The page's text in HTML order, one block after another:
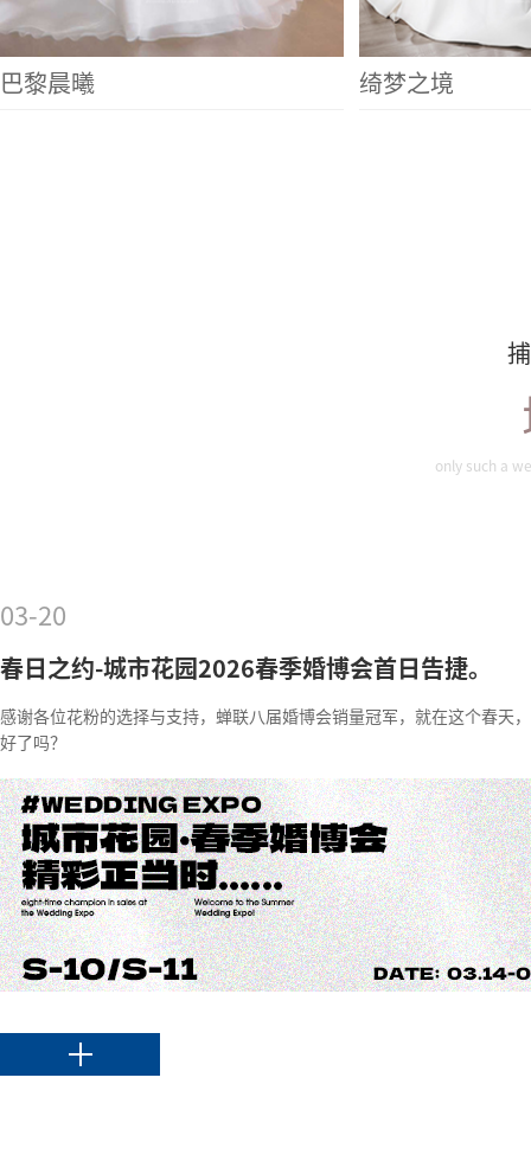
巴黎晨曦 绮梦之境
only such a
03-20
春日之约-城市花园2026春季婚博会首日告捷。
感谢各位花粉的选择与支持，蝉联八届婚博会销量冠军，就在这个春天
好了吗？